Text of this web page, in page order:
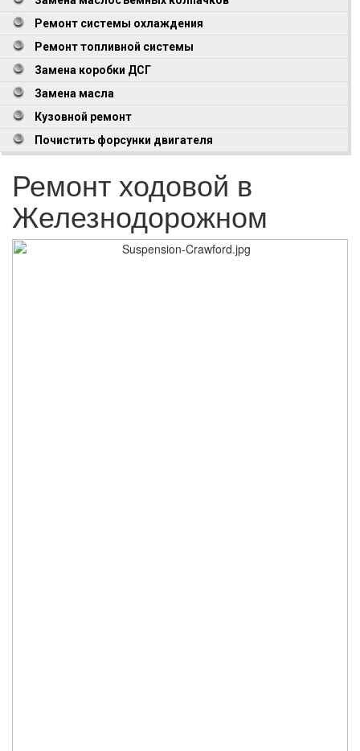
Ремонт системы охлаждения
Ремонт топливной системы
Замена коробки ДСГ
Замена масла
Кузовной ремонт
Почистить форсунки двигателя
Ремонт ходовой в
Железнодорожном